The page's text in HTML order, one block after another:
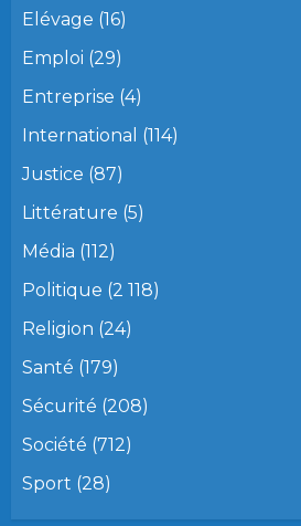
Elévage (16)
Emploi (29)
Entreprise (4)
International (114)
Justice (87)
Littérature (5)
Média (112)
Politique (2 118)
Religion (24)
Santé (179)
Sécurité (208)
Société (712)
Sport (28)